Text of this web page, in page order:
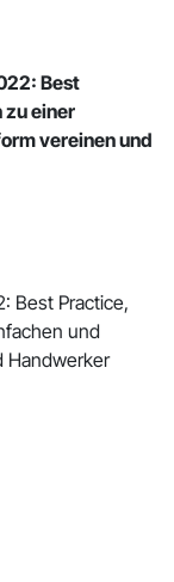
Best
zu einer
vereinen und
Best Practice,
und
Handwerker